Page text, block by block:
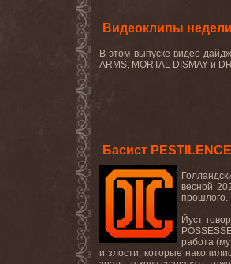
Видеоклипы недели
В этом выпуске видео-
ARMS, MORTAL DISMAY и
Басист
весной
прошлого.
Йуст
работа
и злости, которые